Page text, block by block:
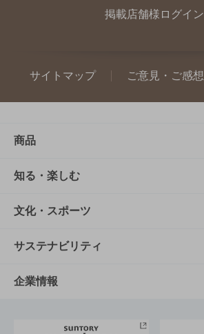
掲載店舗様ログイン
サイトマップ ご意見・ご感想
商品
商品TOP
商品一覧
商品発売情報
栄養成分一覧
知る・楽しむ
知る・楽しむTOP
キャンペーン
工場見学
文化・スポーツ
文化・スポーツTOP
サントリーホール
サステナビリティ
サステナビリティTOP
企業情報